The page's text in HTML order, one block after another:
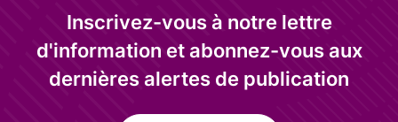
Inscrivez-vous à notre lettre
d'information et abonnez-vous aux
dernières alertes de publication